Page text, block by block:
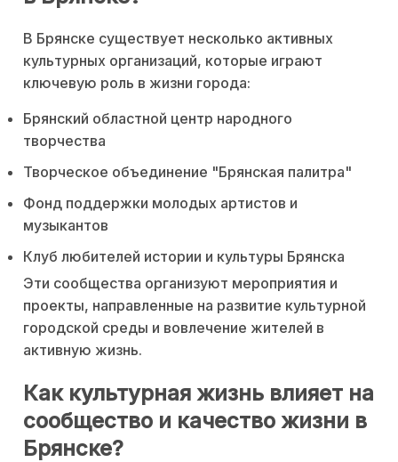
В Брянске существует несколько активных
культурных организаций, которые играют
ключевую роль в жизни города:
Брянский областной центр народного
творчества
Творческое объединение "Брянская палитра"
Фонд поддержки молодых артистов и
музыкантов
Клуб любителей истории и культуры Брянска
Эти сообщества организуют мероприятия и
проекты, направленные на развитие культурной
городской среды и вовлечение жителей в
активную жизнь.
Как культурная жизнь влияет на
сообщество и качество жизни в
Брянске?